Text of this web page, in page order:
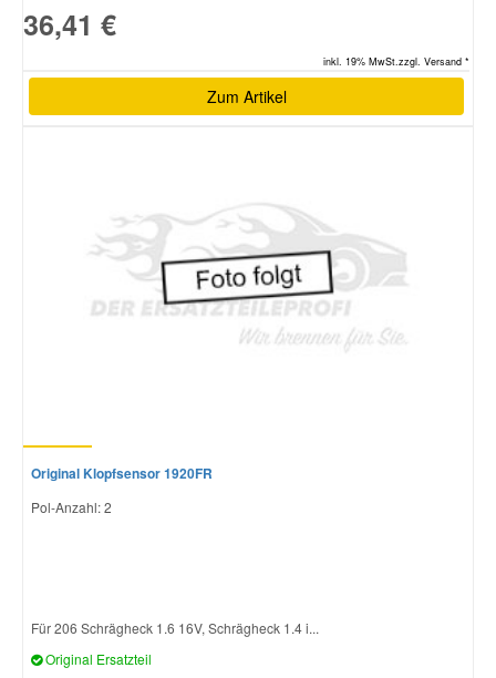
36,41 €
inkl. 19% MwSt.zzgl. Versand *
Zum Artikel
Original Klopfsensor 1920FR
Pol-Anzahl: 2
Für 206 Schrägheck 1.6 16V, Schrägheck 1.4 i...
Original Ersatzteil